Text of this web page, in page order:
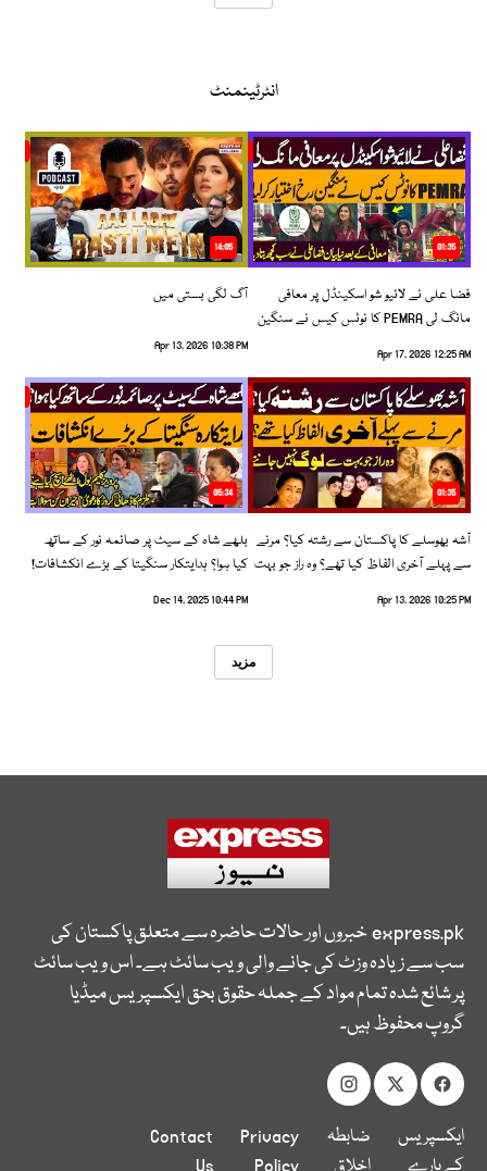
انٹرٹینمنٹ
01:35
فضا علی نے لائیو شو اسکینڈل پر معافی
مانگ لی PEMRA کا نوٹس کیس نے سنگین
Apr 17, 2026 12:25 AM
14:05
آگ لگی بستی میں
Apr 13, 2026 10:38 PM
01:35
آشہ بھوسلے کا پاکستان سے رشتہ کیا؟ مرنے
سے پہلے آخری الفاظ کیا تھے؟ وہ راز جو بہت
Apr 13, 2026 10:25 PM
05:34
بلھے شاہ کے سیٹ پر صائمہ نور کے ساتھ
کیا ہوا؟ ہدایتکار سنگیتا کے بڑے انکشافات!
Dec 14, 2025 10:44 PM
مزید
express.pkخبروں اور حالات حاضرہ سے متعلق پاکستان کی
سب سے زیادہ وزٹ کی جانے والی ویب سائٹ ہے۔ اس ویب سائٹ
پر شائع شدہ تمام مواد کے جملہ حقوق بحق ایکسپریس میڈیا
گروپ محفوظ ہیں۔
ایکسپریس
ضابطہ
Privacy
Contact